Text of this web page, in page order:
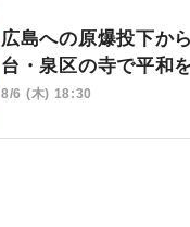
広島への原爆投下か
台・泉区の寺で平和
8/6 (木) 18:30